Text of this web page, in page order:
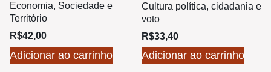
Economia, Sociedade e
Território
R$42,00
Adicionar ao carrinho
Cultura política, cidadania e
voto
R$33,40
Adicionar ao carrinho